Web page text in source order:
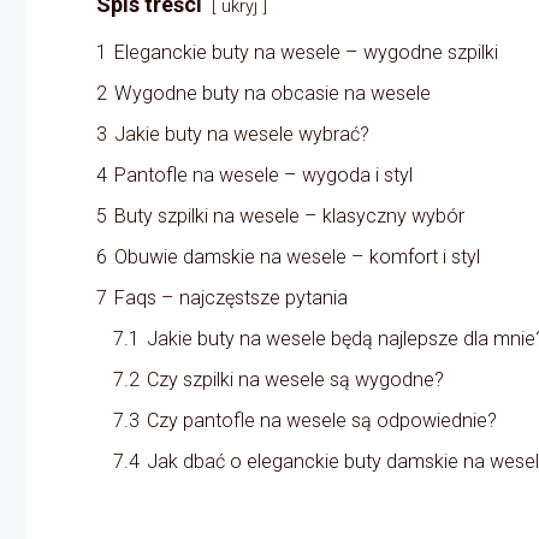
ukryj
1 Eleganckie buty na wesele – wygodne szpilki
2 Wygodne buty na obcasie na wesele
3 Jakie buty na wesele wybrać?
4 Pantofle na wesele – wygoda i styl
5 Buty szpilki na wesele – klasyczny wybór
6 Obuwie damskie na wesele – komfort i styl
7 Faqs – najczęstsze pytania
7.1 Jakie buty na wesele będą najlepsze dla
7.2 Czy szpilki na wesele są wygodne?
7.3 Czy pantofle na wesele są odpowiednie?
7.4 Jak dbać o eleganckie buty damskie na